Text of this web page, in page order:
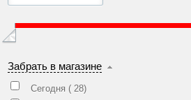
Забрать в магазине
Сегодня ( 28)